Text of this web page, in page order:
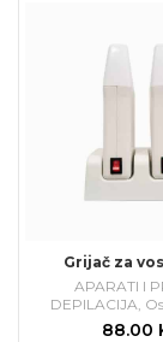
Grijač za
APARATI I
DEPILACIJA
88.00